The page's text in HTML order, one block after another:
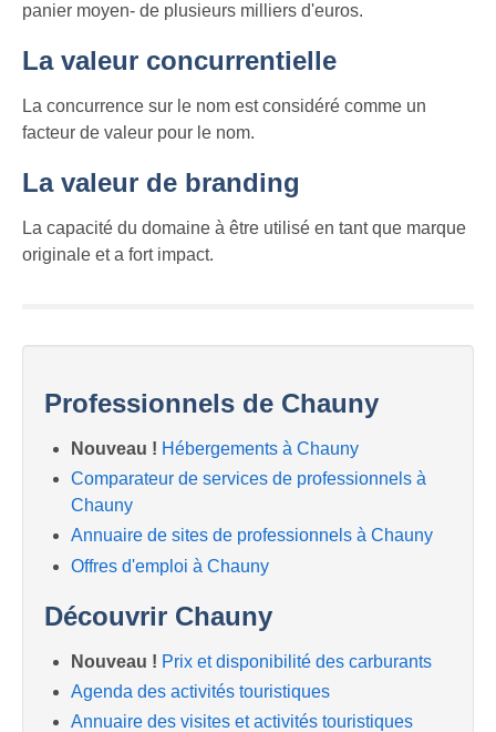
panier moyen- de plusieurs milliers d'euros.
La valeur concurrentielle
La concurrence sur le nom est considéré comme un
facteur de valeur pour le nom.
La valeur de branding
La capacité du domaine à être utilisé en tant que marque
originale et a fort impact.
Professionnels de Chauny
Nouveau ! Hébergements à Chauny
Comparateur de services de professionnels à
Chauny
Annuaire de sites de professionnels à Chauny
Offres d'emploi à Chauny
Découvrir Chauny
Nouveau ! Prix et disponibilité des carburants
Agenda des activités touristiques
Annuaire des visites et activités touristiques